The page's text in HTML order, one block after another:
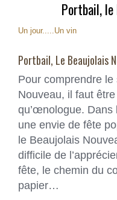
Portbail, le
Un jour.....Un vin
Portbail, Le Beaujolais
Pour comprendre
Nouveau, il faut
qu’œnologue. Dans
une envie de fête
le Beaujolais
difficile de
fête, le chemin du
papier…